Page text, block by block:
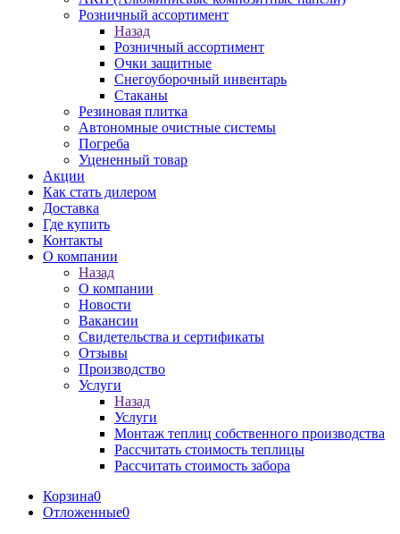
Розничный ассортимент
Назад
Розничный ассортимент
Очки защитные
Снегоуборочный инвентарь
Стаканы
Резиновая плитка
Автономные очистные системы
Погреба
Уцененный товар
Акции
Как стать дилером
Доставка
Где купить
Контакты
О компании
Назад
О компании
Новости
Вакансии
Свидетельства и сертификаты
Отзывы
Производство
Услуги
Назад
Услуги
Монтаж теплиц собственного производства
Рассчитать стоимость теплицы
Рассчитать стоимость забора
Корзина0
Отложенные0